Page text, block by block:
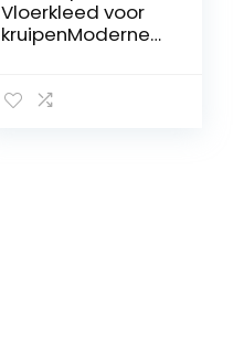
Vloerkleed voor
kruipenModerne
pauw